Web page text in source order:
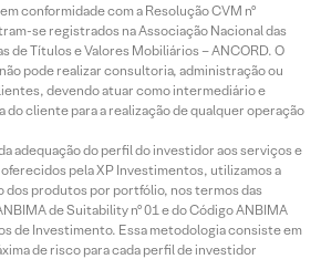
conformidade com a Resolução CVM nº
se registrados na Associação Nacional das
Títulos e Valores Mobiliários – ANCORD. O
pode realizar consultoria, administração ou
devendo atuar como intermediário e
cliente para a realização de qualquer operação
adequação do perfil do investidor aos serviços e
pela XP Investimentos, utilizamos a
dos produtos por portfólio, nos termos das
de Suitability nº 01 e do Código ANBIMA
de Investimento. Essa metodologia consiste em
de risco para cada perfil de investidor